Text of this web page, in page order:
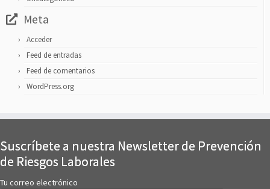
Meta
Acceder
Feed de entradas
Feed de comentarios
WordPress.org
Suscríbete a nuestra Newsletter de Prevención
de Riesgos Laborales
Tu correo electrónico